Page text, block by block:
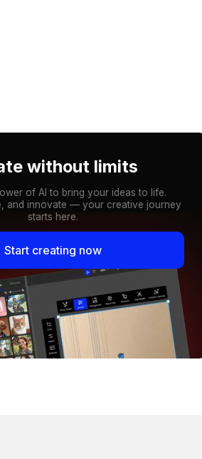
without limits
of AI to bring your ideas to life.
and innovate — your creative journey
starts here.
Start creating now